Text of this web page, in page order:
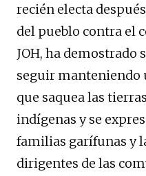
recién electa
del pueblo contra el
JOH, ha demostrado
seguir manteniendo
que saquea las
indígenas y se
familias garífunas y
dirigentes de las